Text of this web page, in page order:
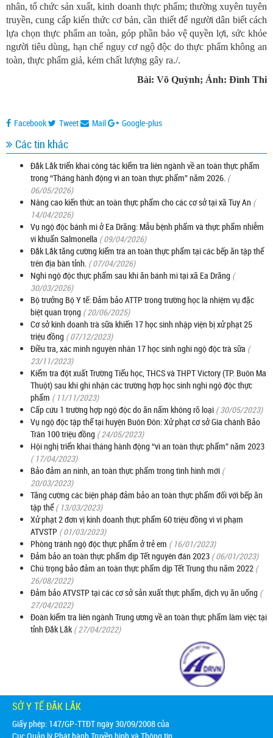
nhân, tổ chức sản xuất, kinh doanh thực phẩm; thường xuyên tuyên
truyền, cung cấp kiến thức cơ bản, cần thiết để người dân biết cách
lựa chọn thực phẩm an toàn, góp phần bảo vệ quyền lợi, sức khỏe
người tiêu dùng, hạn chế nguy cơ ngộ độc do thực phẩm không an
toàn, thực phẩm giả, kém chất lượng gây ra./.
Bài: Võ Quỳnh; Ảnh: Đình Thi
Facebook Tweet Mail Google-plus
Các tin khác
Đắk Lắk triển khai công tác kiểm tra liên ngành về an toàn thực phẩm
trong “Tháng hành động vì an toàn thực phẩm” năm 2026. (
06/05/2026)
Nâng cao kiến thức an toàn thực phẩm cho các cơ sở tại xã Tuy An (
14/04/2026)
Vụ ngộ độc bánh mì ở Ea Drăng: Mẫu bệnh phẩm và thực phẩm nhiễm
vi khuẩn Salmonella ( 09/04/2026)
Đắk Lắk tăng cường kiểm tra an toàn thực phẩm tại các bếp ăn tập thể
trên địa bàn tỉnh. ( 07/04/2026)
Nghi ngộ độc thực phẩm sau khi ăn bánh mì tại xã Ea Drăng (
30/03/2026)
Bộ trưởng Bộ Y tế: Đảm bảo ATTP trong trường học là nhiệm vụ đặc
biệt quan trọng ( 20/06/2025)
Cơ sở kinh doanh trà sữa khiến 17 học sinh nhập viện bị xử phạt 25
triệu đồng ( 07/12/2023)
Điều tra, xác minh nguyên nhân 17 học sinh nghi ngộ độc trà sữa (
23/11/2023)
Kiểm tra đột xuất Trường Tiểu học, THCS và THPT Victory (TP. Buôn Ma
Thuột) sau khi ghi nhận các trường hợp học sinh nghi ngộ độc thực
phẩm ( 11/11/2023)
Cấp cứu 1 trường hợp ngộ độc do ăn nấm không rõ loại ( 30/05/2023)
Vụ ngộ độc tập thể tại huyện Buôn Đôn: Xử phạt cơ sở Gia chánh Bảo
Trân 100 triệu đồng ( 24/05/2023)
Hội nghị triển khai tháng hành động “vì an toàn thực phẩm” năm 2023
( 17/04/2023)
Bảo đảm an ninh, an toàn thực phẩm trong tình hình mới (
20/03/2023)
Tăng cường các biện pháp đảm bảo an toàn thực phẩm đối với bếp ăn
tập thể ( 13/03/2023)
Xử phạt 2 đơn vị kinh doanh thực phẩm 60 triệu đồng vì vi phạm
ATVSTP ( 01/03/2023)
Phòng tránh ngộ độc thực phẩm ở trẻ em ( 16/01/2023)
Đảm bảo an toàn thực phẩm dịp Tết nguyên đán 2023 ( 06/01/2023)
Chú trọng bảo đảm an toàn thực phẩm dịp Tết Trung thu năm 2022 (
26/08/2022)
Đảm bảo ATVSTP tại các cơ sở sản xuất thực phẩm, dịch vụ ăn uống (
27/04/2022)
Đoàn kiểm tra liên ngành Trung ương về an toàn thực phẩm làm việc tại
tỉnh Đắk Lắk ( 27/04/2022)
SỞ Y TẾ ĐẮK LẮK
Giấy phép: 147/GP-TTĐT ngày 30/09/2008 của
Cục Quản lý Phát hành Truyền hình và Thông tin